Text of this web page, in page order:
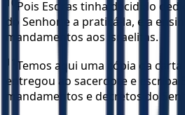
10 Pois Esdras tinha decidido
do Senhor e a praticá-la, e a
mandamentos aos israelitas.
11
Temos aqui uma cópia da carta
entregou ao sacerdote e escriba
mandamentos e decretos do